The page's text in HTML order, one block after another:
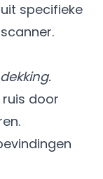
specifieke
ruis door